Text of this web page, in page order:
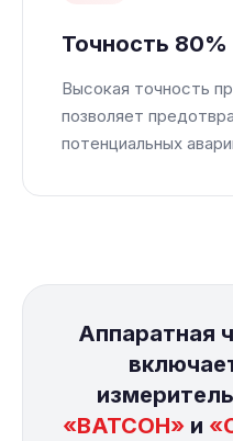
Точность 80%
Высокая точность
позволяет
потенциальных
Аппаратная
«ВАТСОН»и